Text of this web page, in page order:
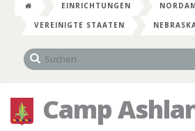
EINRICHTUNGEN
VEREINIGTE STAATEN
Camp